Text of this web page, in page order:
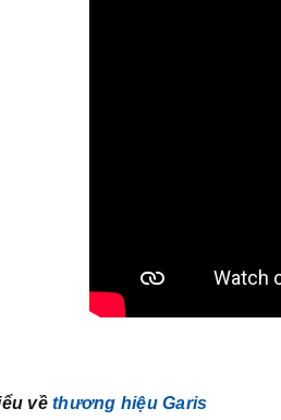
về thương hiệu Garis